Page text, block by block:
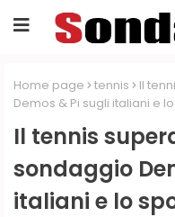
Home page tennis
Il
Demos & Pi sugli italiani e
Il tennis
sondaggio
italiani e lo